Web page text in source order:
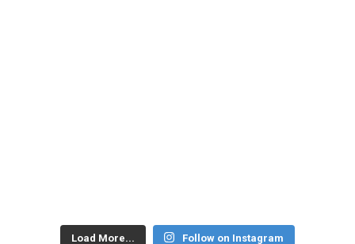
Load More... Follow on Instagram